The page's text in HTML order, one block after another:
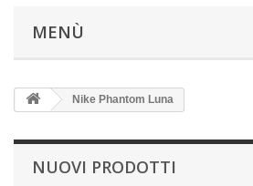
MENÙ
Nike Phantom Luna
NUOVI PRODOTTI